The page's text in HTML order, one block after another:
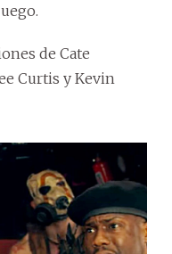
de Cate
Curtis y Kevin